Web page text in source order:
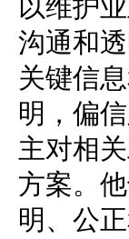
以维护
沟通和
关键信
明，偏
主对相
方案。
明、公